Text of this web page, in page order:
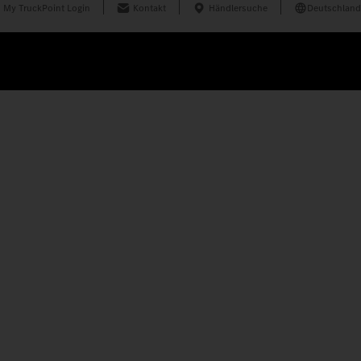
My TruckPoint Login Kontakt Händlersuche Deutschland